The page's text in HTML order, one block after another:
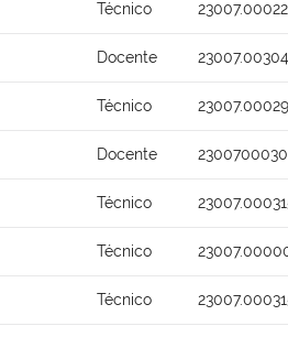
Técnico
Docente
Técnico
Docente
Técnico
Técnico
Técnico